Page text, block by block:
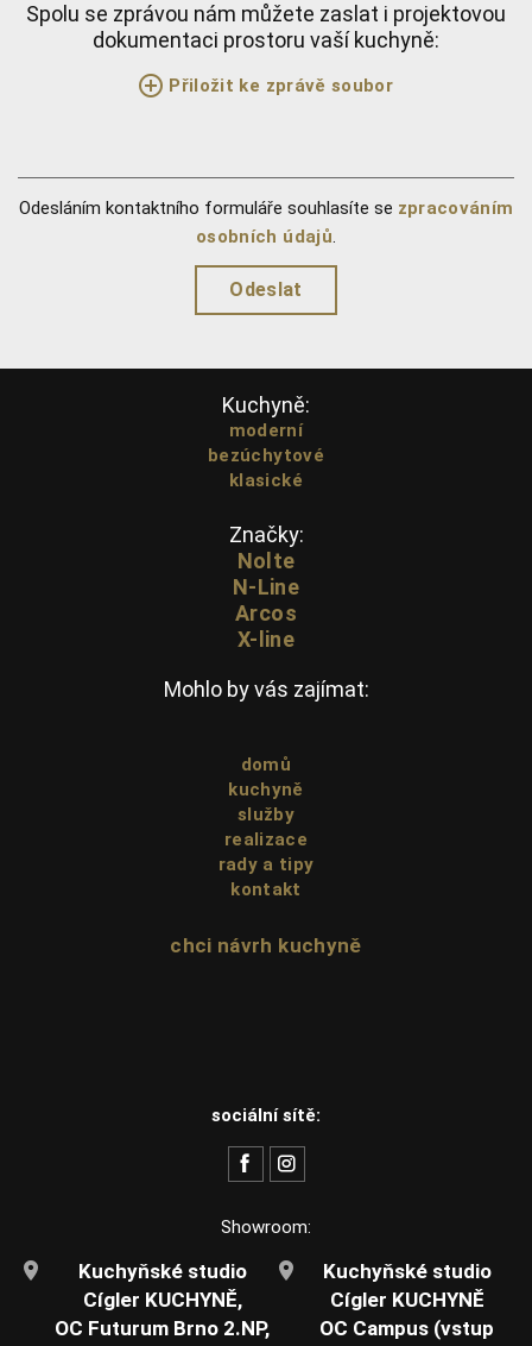
Spolu se zprávou nám můžete zaslat i projektovou
dokumentaci prostoru vaší kuchyně:
Přiložit ke zprávě soubor
Odesláním kontaktního formuláře souhlasíte se zpracováním
osobních údajů.
Kuchyně:
moderní
bezúchytové
klasické
Značky:
Nolte
N-Line
Arcos
X-line
Mohlo by vás zajímat:
domů
kuchyně
služby
realizace
rady a tipy
kontakt
chci návrh kuchyně
sociální sítě:
Showroom:
Kuchyňské studio
Cígler KUCHYNĚ,
OC Futurum Brno 2.NP,
Kuchyňské studio
Cígler KUCHYNĚ
OC Campus (vstup